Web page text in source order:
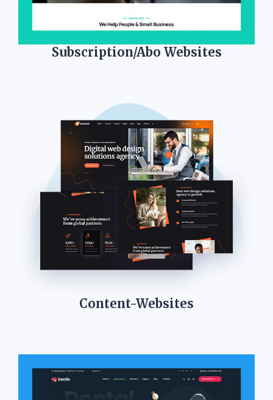
Subscription/Abo Websites
Content-Websites